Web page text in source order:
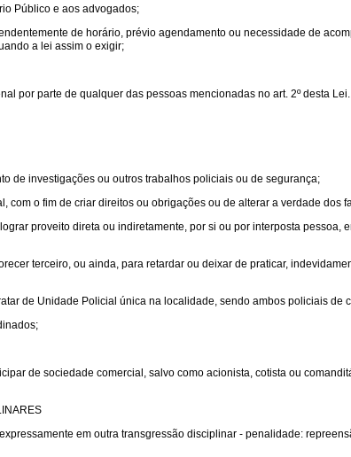
Público e aos advogados;
de horário, prévio agendamento ou necessidade de
a lei assim o exigir;
por parte de qualquer das pessoas mencionadas no art. 2º desta Lei.
de investigações ou outros trabalhos policiais ou de segurança;
o fim de criar direitos ou obrigações ou de alterar a verdade dos
proveito direta ou indiretamente, por si ou por interposta pessoa,
terceiro, ou ainda, para retardar ou deixar de praticar,
de Unidade Policial única na localidade, sendo ambos policiais de
de sociedade comercial, salvo como acionista, cotista ou
em outra transgressão disciplinar - penalidade: